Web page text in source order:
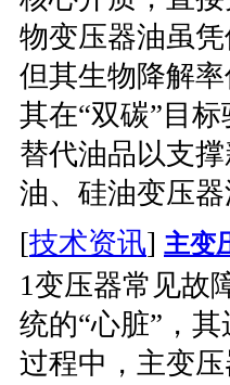
物变压器油虽
但其生物降解
其在“双碳”目
替代油品以支
油、硅油变压
[技术资讯] 主变
1变压器常见故
统的“心脏”，
过程中，主变